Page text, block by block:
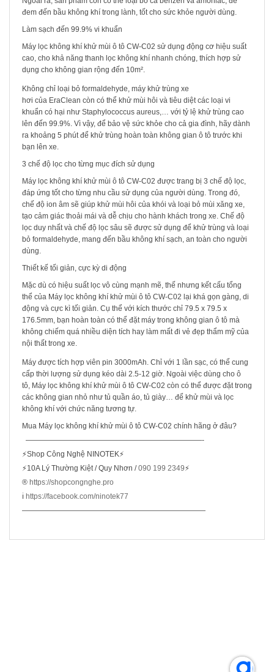
đem đến bầu không khí trong lành, tốt cho sức khỏe người dùng.
Làm sạch đến 99.9% vi khuẩn
Máy lọc không khí khử mùi ô tô CW-C02 sử dụng động cơ hiệu suất
cao, cho khả năng thanh lọc không khí nhanh chóng, thích hợp sử
dụng cho không gian rộng đến 10m².
Không chỉ loại bỏ formaldehyde, máy khử trùng xe
hơi của EraClean còn có thể khử mùi hôi và tiêu diệt các loại vi
khuẩn có hại như Staphylococcus aureus,… với tỷ lệ khử trùng cao
lên đến 99.9%. Vì vậy, để bảo vệ sức khỏe cho cả gia đình, hãy dành
ra khoảng 5 phút để khử trùng hoàn toàn không gian ô tô trước khi
bạn lên xe.
3 chế độ lọc cho từng mục đích sử dụng
Máy lọc không khí khử mùi ô tô CW-C02 được trang bị 3 chế độ lọc,
đáp ứng tốt cho từng nhu cầu sử dụng của người dùng. Trong đó,
chế độ ion âm sẽ giúp khử mùi hôi của khói và loại bỏ mùi xăng xe,
tạo cảm giác thoải mái và dễ chịu cho hành khách trong xe. Chế độ
lọc duy nhất và chế độ lọc sâu sẽ được sử dụng để khử trùng và loại
bỏ formaldehyde, mang đến bầu không khí sạch, an toàn cho người
dùng.
Thiết kế tối giản, cực kỳ di động
Mặc dù có hiệu suất lọc vô cùng mạnh mẽ, thế nhưng kết cấu tổng
thể của Máy lọc không khí khử mùi ô tô CW-C02 lại khá gọn gàng, di
động và cực kì tối giản. Cụ thể với kích thước chỉ 79.5 x 79.5 x
176.5mm, bạn hoàn toàn có thể đặt máy trong không gian ô tô mà
không chiếm quá nhiều diện tích hay làm mất đi vẻ đẹp thẩm mỹ của
nội thất trong xe.
Máy được tích hợp viên pin 3000mAh. Chỉ với 1 lần sạc, có thể cung
cấp thời lượng sử dụng kéo dài 2.5-12 giờ. Ngoài việc dùng cho ô
tô, Máy lọc không khí khử mùi ô tô CW-C02 còn có thể được đặt trong
các không gian nhỏ như tủ quần áo, tủ giày… để khử mùi và lọc
không khí với chức năng tương tự.
Mua Máy lọc không khí khử mùi ô tô CW-C02 chính hãng ở đâu?
————————————————————————-
⚡Shop Công Nghệ NINOTEK⚡
⚡10A Lý Thường Kiệt / Quy Nhơn /090 199 2349⚡
®️ https://shopcongnghe.pro
ℹ️ https://facebook.com/ninotek77
—————————————————————————